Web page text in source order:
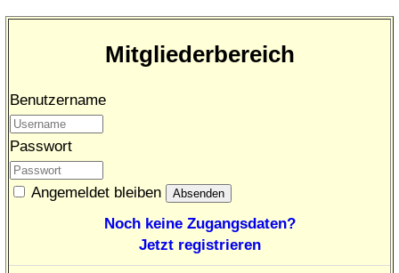
Mitgliederbereich
Benutzername
Passwort
Angemeldet bleiben
Noch keine Zugangsdaten?
Jetzt registrieren